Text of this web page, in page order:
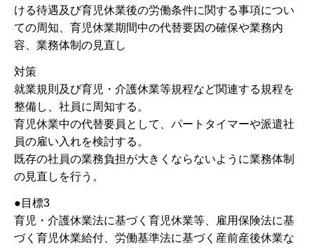
ける待遇及び育児休業後の労働条件に関する事項につい
ての周知、育児休業期間中の代替要因の確保や業務内
容、業務体制の見直し
対策
就業規則及び育児・介護休業等規程など関連する規程を
整備し、社員に周知する。
育児休業中の代替要員として、パートタイマーや派遣社
員の雇い入れを検討する。
既存の社員の業務負担が大きくならないように業務体制
の見直しを行う。
●目標3
育児・介護休業法に基づく育児休業等、雇用保険法に基
づく育児休業給付、労働基準法に基づく産前産後休業な